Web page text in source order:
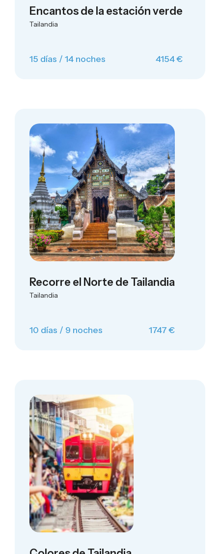
Encantos de la estación verde
Tailandia
15 días / 14 noches 4154 €
Recorre el Norte de Tailandia
Tailandia
10 días / 9 noches 1747 €